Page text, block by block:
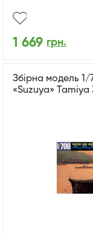
1 669 грн.
Збірна модель
«Suzuya» Tamiya